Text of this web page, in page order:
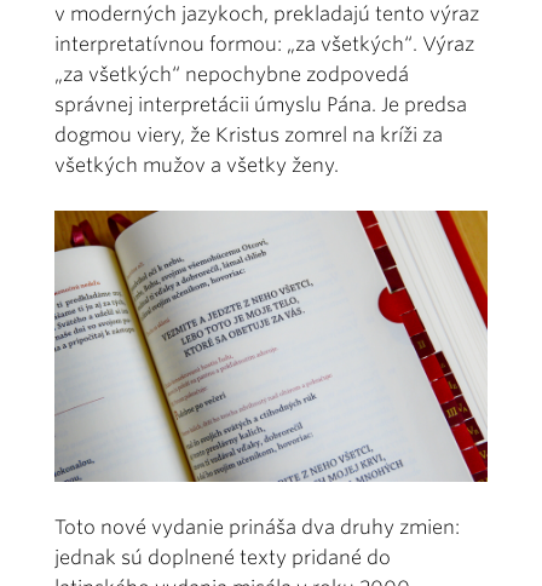
v moderných jazykoch, prekladajú tento výraz
interpretatívnou formou: „za všetkých“. Výraz
„za všetkých“ nepochybne zodpovedá
správnej interpretácii úmyslu Pána. Je predsa
dogmou viery, že Kristus zomrel na kríži za
všetkých mužov a všetky ženy.
Toto nové vydanie prináša dva druhy zmien:
jednak sú doplnené texty pridané do